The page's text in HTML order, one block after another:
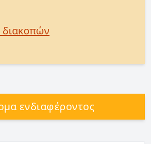
διακοπών
ενδιαφέροντος